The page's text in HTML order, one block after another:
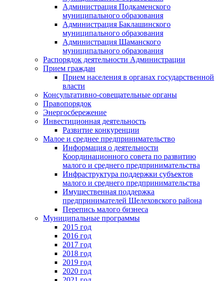
Администрация Подкаменского
муниципального образования
Администрация Баклашинского
муниципального образования
Администрация Шаманского
муниципального образования
Распорядок деятельности Администрации
Прием граждан
Прием населения в органах государственной
власти
Консультативно-совещательные органы
Правопорядок
Энергосбережение
Инвестиционная деятельность
Развитие конкуренции
Малое и среднее предпринимательство
Информация о деятельности
Координационного совета по развитию
малого и среднего предпринимательства
Инфраструктура поддержки субъектов
малого и среднего предпринимательства
Имущественная поддержка
предпринимателей Шелеховского района
Перепись малого бизнеса
Муниципальные программы
2015 год
2016 год
2017 год
2018 год
2019 год
2020 год